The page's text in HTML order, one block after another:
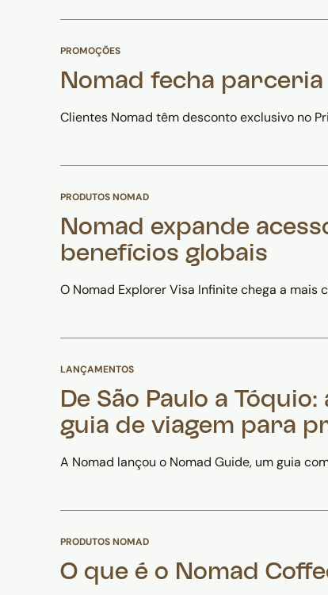
PROMOÇÕES
Nomad fecha
Clientes Nomad têm desconto exclusivo no
PRODUTOS NOMAD
Nomad expande
benefícios globais
O Nomad Explorer Visa Infinite chega a mais
LANÇAMENTOS
De São Paulo a
guia de viagem para
A Nomad lançou o Nomad Guide, um guia
PRODUTOS NOMAD
O que é o Nomad